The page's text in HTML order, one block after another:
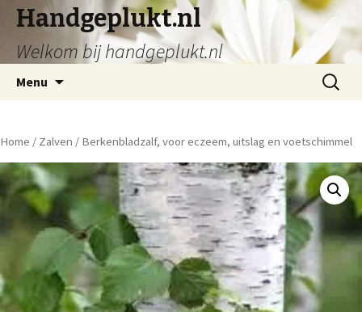
Handgeplukt.nl
Welkom bij handgeplukt.nl
Menu
Zoeken
naar:
Home / Zalven / Berkenbladzalf, voor eczeem, uitslag en voetschimmel